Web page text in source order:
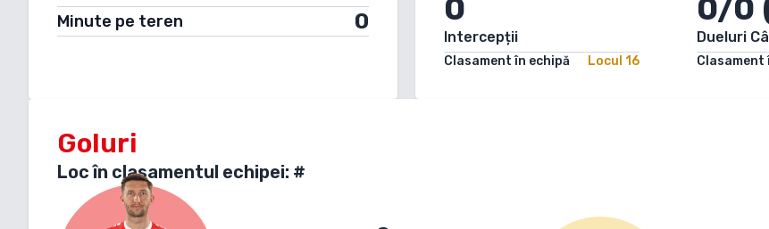
Minute pe teren 0 0
Intercepții
Clasament în echipă Locul 16
0/0
Dueluri
Clasament
Goluri
Loc în clasamentul echipei: #